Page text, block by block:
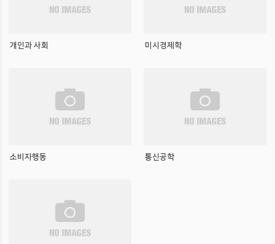
개인과 사회 미시경제학
소비자행동 통신공학